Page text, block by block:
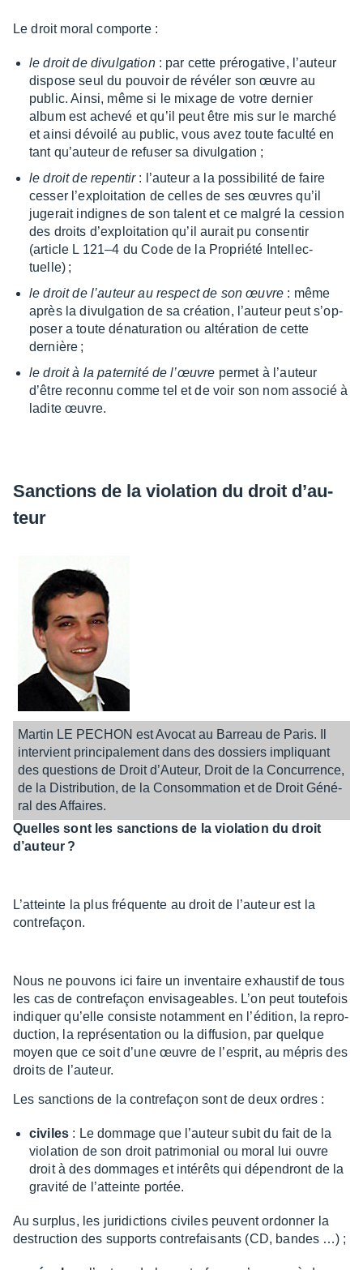
Le droit moral comporte :
le droit de divul­ga­tion: par cette préro­ga­tive, l’au­teur
dispose seul du pouvoir de révé­ler son œuvre au
public. Ainsi, même si le mixage de votre dernier
album est achevé et qu’il peut être mis sur le marché
et ainsi dévoilé au public, vous avez toute faculté en
tant qu’au­teur de refu­ser sa divul­ga­tion ;
le droit de repen­tir: l’au­teur a la possi­bi­lité de faire
cesser l’ex­ploi­ta­tion de celles de ses œuvres qu’il
juge­rait indignes de son talent et ce malgré la cession
des droits d’ex­ploi­ta­tion qu’il aurait pu consen­tir
(article L 121–4 du Code de la Propriété Intel­lec­
tuelle) ;
le droit de l’au­teur au respect de son œuvre : même
après la divul­ga­tion de sa créa­tion, l’au­teur peut s’op­
po­ser a toute déna­tu­ra­tion ou alté­ra­tion de cette
dernière ;
le droit à la pater­nité de l’œuvre permet à l’au­teur
d’être reconnu comme tel et de voir son nom asso­cié à
ladite œuvre.
Sanc­tions de la viola­tion du droit d’au­
teur
Martin LE PECHON est Avocat au Barreau de Paris. Il
inter­vient prin­ci­pa­le­ment dans des dossiers impliquant
des ques­tions de Droit d’Au­teur, Droit de la Concur­rence,
de la Distri­bu­tion, de la Consom­ma­tion et de Droit Géné­
ral des Affaires.
Quelles sont les sanc­tions de la viola­tion du droit
d’au­teur ?
L’at­teinte la plus fréquente au droit de l’au­teur est la
contre­façon.
Nous ne pouvons ici faire un inven­taire exhaus­tif de tous
les cas de contre­façon envi­sa­geables. L’on peut toute­fois
indiquer qu’elle consiste notam­ment en l’édi­tion, la repro­
duc­tion, la repré­sen­ta­tion ou la diffu­sion, par quelque
moyen que ce soit d’une œuvre de l’es­prit, au mépris des
droits de l’au­teur.
Les sanc­tions de la contre­façon sont de deux ordres :
civiles : Le dommage que l’au­teur subit du fait de la
viola­tion de son droit patri­mo­nial ou moral lui ouvre
droit à des dommages et inté­rêts qui dépen­dront de la
gravité de l’at­teinte portée.
Au surplus, les juri­dic­tions civiles peuvent ordon­ner la
destruc­tion des supports contre­fai­sants (CD, bandes …) ;